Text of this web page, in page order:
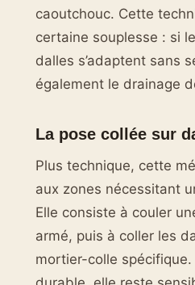
caoutchouc. Cette
certaine souplesse : si
dalles s’adaptent sans
également le drainage
La pose collée sur
Plus technique, cette
aux zones nécessitant
Elle consiste à couler
armé, puis à coller les
mortier-colle